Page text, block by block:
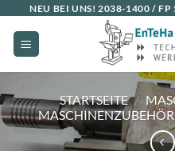
Inhalt
springen
NEU BEI UNS! 2038-1400 / FP
STARTSEITE /
MASCHINENZUBEHÖR